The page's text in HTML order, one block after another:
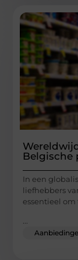
Belgische
In een
liefhebbers
essentieel